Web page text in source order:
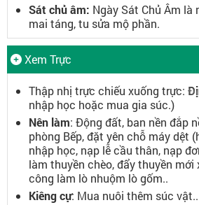
Sát chủ âm: Ngày Sát Chủ Âm là
mai táng, tu sửa mộ phần.
Xem Trực
Thập nhị trực chiếu xuống trực:
nhập học hoặc mua gia súc.)
Nên làm: Động đất, ban nền đắp
phòng Bếp, đặt yên chỗ máy dệt
nhập học, nạp lễ cầu thân, nạp
làm thuyền chèo, đẩy thuyền mới
công làm lò nhuộm lò gốm..
Kiêng cự: Mua nuôi thêm súc vật..